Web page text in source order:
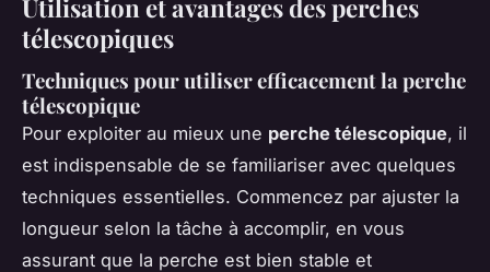
Utilisation et avantages des perches
télescopiques
Techniques pour utiliser efficacement la perche
télescopique
Pour exploiter au mieux une perche télescopique, il
est indispensable de se familiariser avec quelques
techniques essentielles. Commencez par ajuster la
longueur selon la tâche à accomplir, en vous
assurant que la perche est bien stable et